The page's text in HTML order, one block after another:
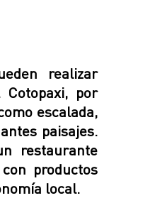
realizar
por
escalada,
paisajes.
restaurante
productos
local.